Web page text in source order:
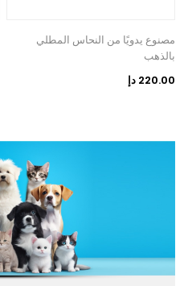
مصنوع يدويًا من النحاس المطلي
بالذهب
220.00 دإ